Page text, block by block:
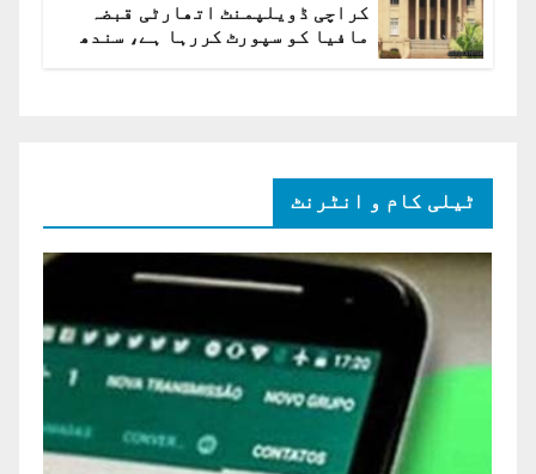
کراچی ڈویلپمنٹ اتھارٹی قبضہ
مافیا کو سپورٹ کررہا ہے، سندھ
ٹیلی کام و انٹرنٹ